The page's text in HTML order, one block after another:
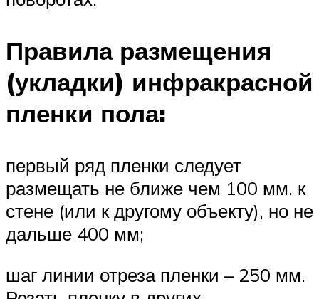
Правила размещения
(укладки) инфракрасной
пленки пола:
первый ряд пленки следует
размещать не ближе чем 100 мм. к
стене (или к другому объекту), но не
дальше 400 мм;
шаг линии отреза пленки – 250 мм.